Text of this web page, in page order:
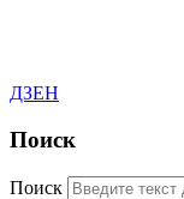
ДЗЕН
Поиск
Поиск